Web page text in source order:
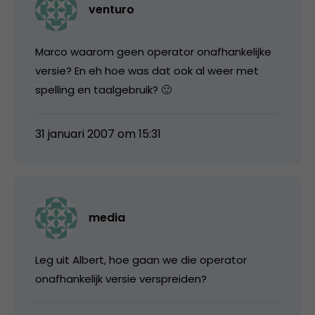
venturo
Marco waarom geen operator onafhankelijke
versie? En eh hoe was dat ook al weer met
spelling en taalgebruik? 🙂
31 januari 2007 om 15:31
media
Leg uit Albert, hoe gaan we die operator
onafhankelijk versie verspreiden?